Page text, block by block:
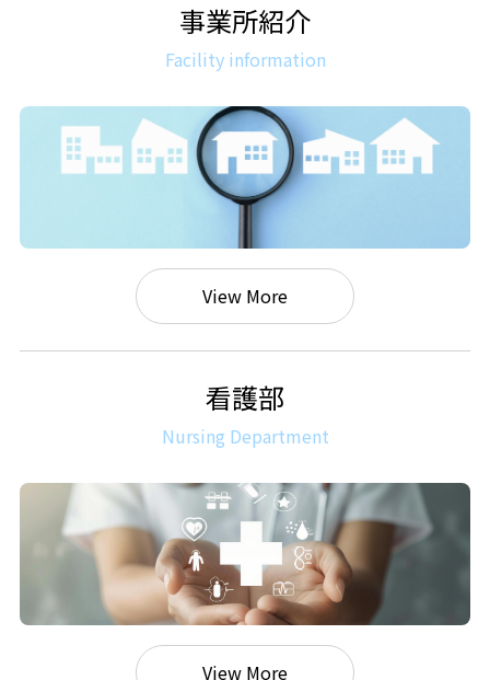
事業所紹介
Facility information
View More
看護部
Nursing Department
View More